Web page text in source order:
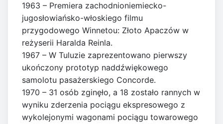
1963 – Premiera zachodnioniemiecko-
jugosłowiańsko-włoskiego filmu
przygodowego Winnetou: Złoto Apaczów w
reżyserii Haralda Reinla.
1967 – W Tuluzie zaprezentowano pierwszy
ukończony prototyp naddźwiękowego
samolotu pasażerskiego Concorde.
1970 – 31 osób zginęło, a 18 zostało rannych w
wyniku zderzenia pociągu ekspresowego z
wykolejonymi wagonami pociągu towarowego